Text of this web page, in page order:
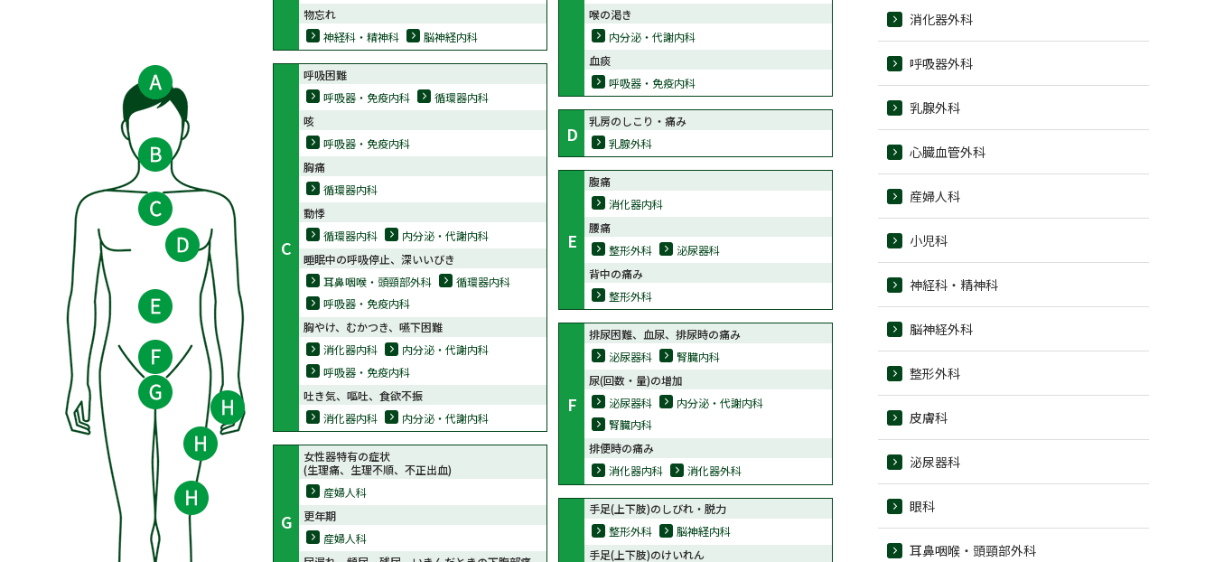
物忘れ
神経科・精神科
脳神経内科
喉の渇き
内分泌・代謝内科
血痰
呼吸器・免疫内科
C
呼吸困難
呼吸器・免疫内科
循環器内科
咳
呼吸器・免疫内科
胸痛
循環器内科
動悸
循環器内科
内分泌・代謝内科
睡眠中の呼吸停止、深いいびき
耳鼻咽喉・頭頸部外科
循環器内科
呼吸器・免疫内科
胸やけ、むかつき、嚥下困難
消化器内科
内分泌・代謝内科
呼吸器・免疫内科
吐き気、嘔吐、食欲不振
消化器内科
内分泌・代謝内科
D
乳房のしこり・痛み
乳腺外科
E
腹痛
消化器内科
腰痛
整形外科
泌尿器科
背中の痛み
整形外科
F
排尿困難、血尿、排尿時の痛み
泌尿器科
腎臓内科
尿(回数・量)の増加
泌尿器科
内分泌・代謝内科
腎臓内科
排便時の痛み
消化器内科
消化器外科
G
女性器特有の症状
(生理痛、生理不順、不正出血)
産婦人科
更年期
産婦人科
手足(上下肢)のしびれ・脱力
整形外科
脳神経内科
手足(上下肢)のけいれん
消化器外科
呼吸器外科
乳腺外科
心臓血管外科
産婦人科
小児科
神経科・精神科
脳神経外科
整形外科
皮膚科
泌尿器科
眼科
耳鼻咽喉・頭頸部外科